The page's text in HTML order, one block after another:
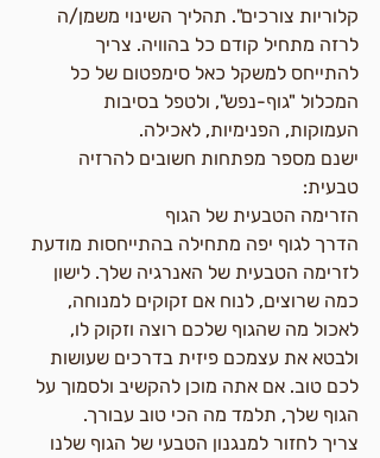
קלוריות צורכים". תהליך השינוי משמן/ה
לרזה מתחיל קודם כל בהוויה. צריך
להתייחס למשקל כאל סימפטום של כל
המכלול "גוף-נפש", ולטפל בסיבות
העמוקות, הפנימיות, לאכילה.
ישנם מספר מפתחות חשובים להרזיה
טבעית:
הזרימה הטבעית של הגוף
הדרך לגוף יפה מתחילה בהתייחסות מודעת
לזרימה הטבעית של האנרגיה שלך. לישון
כמה שרוצים, לנוח אם זקוקים למנוחה,
לאכול מה שהגוף שלכם רוצה וזקוק לו,
ולבטא את עצמכם פיזית בדרכים שעושות
לכם טוב. אם אתה מוכן להקשיב ולסמוך על
הגוף שלך, תלמד מה הכי טוב עבורך.
צריך לחזור למנגנון הטבעי של הגוף שלנו